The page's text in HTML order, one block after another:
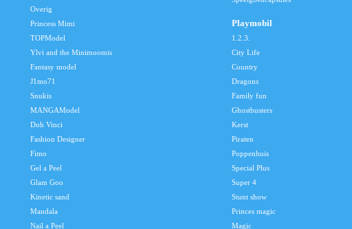
Overig
Princess Mimi
TOPModel
Ylvi and the Minimoomis
Fantasy model
J1mo71
Snukis
MANGAModel
Doh Vinci
Fashion Designer
Fimo
Gel a Peel
Glam Goo
Kinetic sand
Mandala
Nail a Peel
Playmobil
1.2.3.
City Life
Country
Dragons
Family fun
Ghostbusters
Kerst
Piraten
Poppenhuis
Special Plus
Super 4
Stunt show
Princes magic
Magic